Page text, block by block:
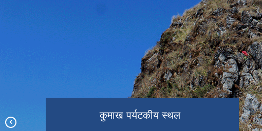
कुमाख पर्यटकीय स्थल
कुमाख गाउँपालिका प्रशासकीय भवन
मर्म खेती योग्य जमिन
पौरानीक कला स‌स्कृतिक कार्यक्रम
अध्यक्षकप खेलकुद प्रतियोगिता